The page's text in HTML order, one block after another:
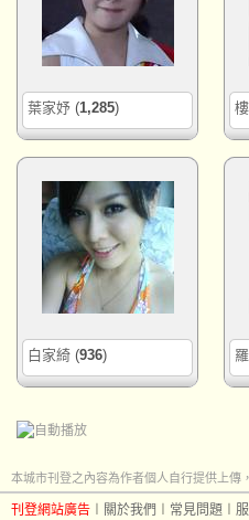
葉家妤 (1,285)
白家綺 (936)
本城市刊登之內容為作者個人自行提供上傳
刊登網站廣告 關於我們 常見問題